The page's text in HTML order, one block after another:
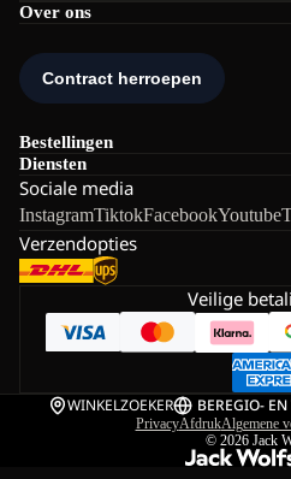
Over ons
Bestellingen
Diensten
Sociale media
InstagramTiktokFacebookYoutube
Verzendopties
Veilige
WINKELZOEKER BEREGIO-
PrivacyAfdrukAlgemene
© 2026 Jack